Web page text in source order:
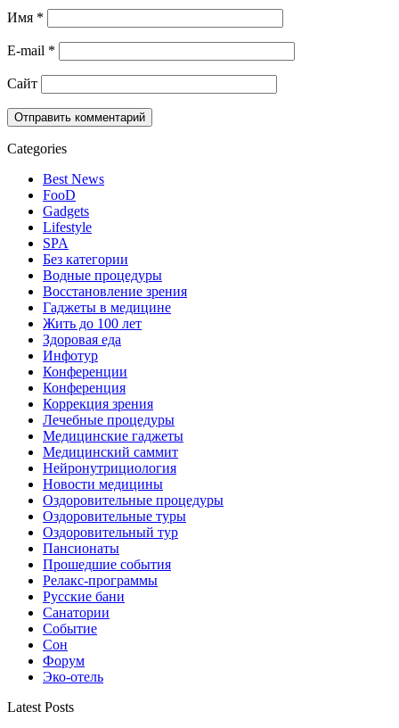
Имя *
E-mail *
Сайт
Categories
Best News
FooD
Gadgets
Lifestyle
SPA
Без категории
Водные процедуры
Восстановление зрения
Гаджеты в медицине
Жить до 100 лет
Здоровая еда
Инфотур
Конференции
Конференция
Коррекция зрения
Лечебные процедуры
Медицинские гаджеты
Медицинский саммит
Нейронутрициология
Новости медицины
Оздоровительные процедуры
Оздоровительные туры
Оздоровительный тур
Пансионаты
Прошедшие события
Релакс-программы
Русские бани
Санатории
Событие
Сон
Форум
Эко-отель
Latest Posts